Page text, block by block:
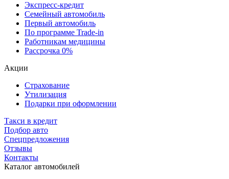
Экспресс-кредит
Семейный автомобиль
Первый автомобиль
По программе Trade-in
Работникам медицины
Рассрочка 0%
Акции
Страхование
Утилизация
Подарки при оформлении
Такси в кредит
Подбор авто
Спецпредложения
Отзывы
Контакты
Каталог автомобилей